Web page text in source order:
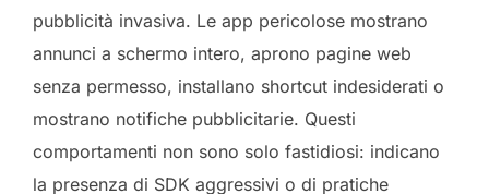
pubblicità invasiva. Le app pericolose mostrano
annunci a schermo intero, aprono pagine web
senza permesso, installano shortcut indesiderati o
mostrano notifiche pubblicitarie. Questi
comportamenti non sono solo fastidiosi: indicano
la presenza di SDK aggressivi o di pratiche